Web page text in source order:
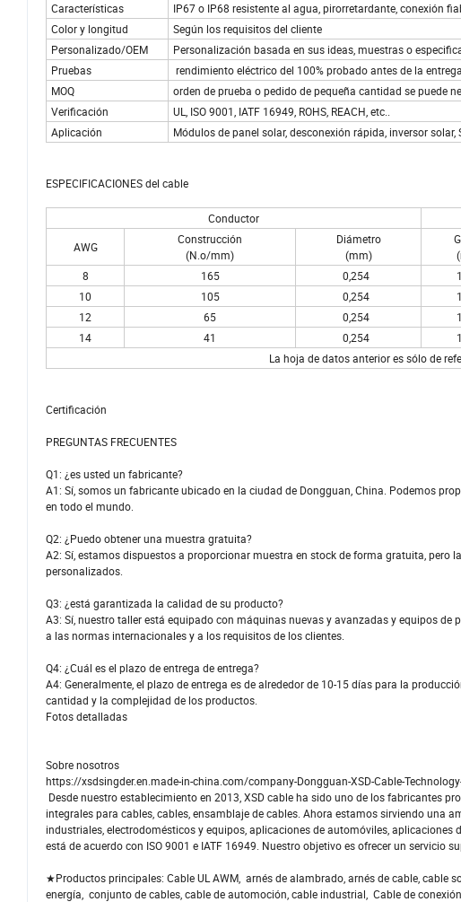
Características
IP67 o IP68 resistente al agua, pirorretardante, conexión
Color y longitud
Según los requisitos del cliente
Personalizado/OEM
Personalización basada en sus ideas, muestras o
Pruebas
rendimiento eléctrico del 100% probado antes de la entrega
MOQ
orden de prueba o pedido de pequeña cantidad se puede
Verificación
UL, ISO 9001, IATF 16949, ROHS, REACH, etc..
Aplicación
Módulos de panel solar, desconexión rápida, inversor
ESPECIFICACIONES del cable
Conductor
AWG
Construcción
(N.o/mm)
Diámetro
(mm)
8
165 0,254
10
105 0,254
12
65 0,254
14
41 0,254
La hoja de datos anterior es sólo de
Certificación
PREGUNTAS FRECUENTES
Q1: ¿es usted un fabricante?
A1: Sí, somos un fabricante ubicado en la ciudad de Dongguan, China. Podemos
en todo el mundo.
Q2: ¿Puedo obtener una muestra gratuita?
A2: Sí, estamos dispuestos a proporcionar muestra en stock de forma gratuita,
personalizados.
Q3: ¿está garantizada la calidad de su producto?
A3: Sí, nuestro taller está equipado con máquinas nuevas y avanzadas y equipos
a las normas internacionales y a los requisitos de los clientes.
Q4: ¿Cuál es el plazo de entrega de entrega?
A4: Generalmente, el plazo de entrega es de alrededor de 10-15 días para la
cantidad y la complejidad de los productos.
Fotos detalladas
Sobre nosotros
https://xsdsingder.en.made-in-china.com/company-Dongguan-XSD-Cable-
Desde nuestro establecimiento en 2013, XSD cable ha sido uno de los fabricantes
integrales para cables, cables, ensamblaje de cables. Ahora estamos sirviendo una
industriales, electrodomésticos y equipos, aplicaciones de automóviles, aplicaciones
está de acuerdo con ISO 9001 e IATF 16949. Nuestro objetivo es ofrecer un servicio
★Productos principales: Cable UL AWM, arnés de alambrado, arnés de cable,
energía, conjunto de cables, cable de automoción, cable industrial, Cable de